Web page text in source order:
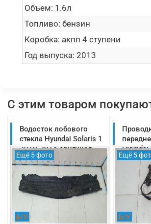
Объем: 1.6л
Топливо: бензин
Коробка: акпп 4 ступени
Год выпуска: 2013
С этим товаром
Водосток лобового
стекла Hyundai Solaris 1
2010-2014 оригинал
(667974L000)
Ещё 5 фото
Б/У
2014
Ещё 5
Б/У